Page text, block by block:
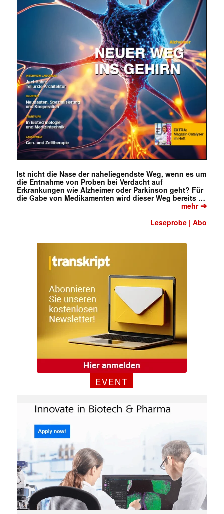
Ist nicht die Nase der naheliegendste Weg, wenn es um
die Entnahme von Proben bei Verdacht auf
Erkrankungen wie Alzheimer oder Parkinson geht? Für
die Gabe von Medikamenten wird dieser Weg bereits …
mehr➔
Leseprobe |Abo
EVENT